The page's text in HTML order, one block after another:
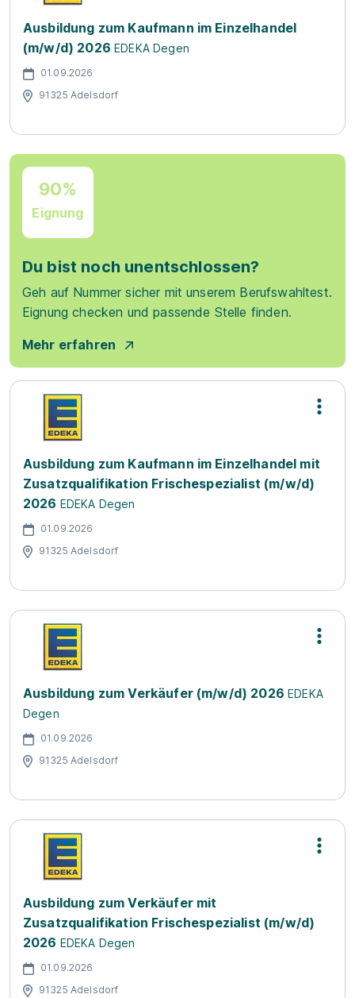
Ausbildung zum Kaufmann im Einzelhandel
(m/w/d) 2026 EDEKA Degen
01.09.2026
91325 Adelsdorf
90%
Eignung
Du bist noch unentschlossen?
Geh auf Nummer sicher mit unserem Berufswahltest.
Eignung checken und passende Stelle finden.
Mehr erfahren
Ausbildung zum Kaufmann im Einzelhandel mit
Zusatzqualifikation Frischespezialist (m/w/d)
2026 EDEKA Degen
01.09.2026
91325 Adelsdorf
Ausbildung zum Verkäufer (m/w/d) 2026 EDEKA
Degen
01.09.2026
91325 Adelsdorf
Ausbildung zum Verkäufer mit
Zusatzqualifikation Frischespezialist (m/w/d)
2026 EDEKA Degen
01.09.2026
91325 Adelsdorf